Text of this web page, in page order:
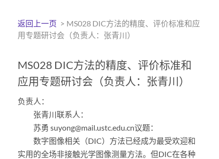
返回上一页 > MS028 DIC方法的精度、评价标准和应
用专题研讨会（负责人：张青川）
MS028 DIC方法的精度、评价标准和
应用专题研讨会（负责人：张青川）
负责人：
张青川联系人：
苏勇 suyong@mail.ustc.edu.cn议题：
数字图像相关（DIC）方法已经成为最受欢迎和
实用的全场非接触光学图像测量方法。但DIC在各种